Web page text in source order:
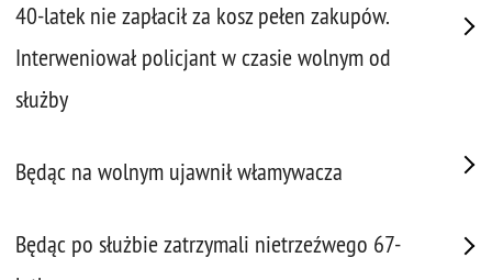
40-latek nie zapłacił za kosz pełen zakupów.
Interweniował policjant w czasie wolnym od
służby
Będąc na wolnym ujawnił włamywacza
Będąc po służbie zatrzymali nietrzeźwego 67-